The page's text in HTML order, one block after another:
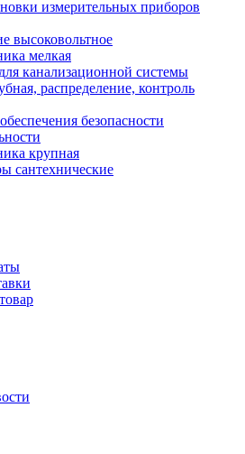
измерительных приборов
высоковольтное
мелкая
канализационной системы
распределение, контроль
безопасности
крупная
сантехнические